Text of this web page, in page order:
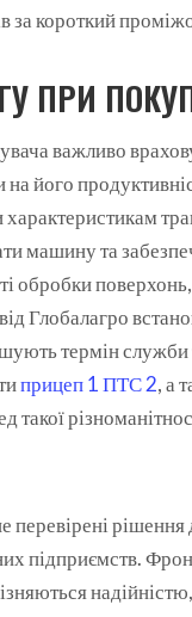
за короткий
ПРИ
важливо
його
машину та
обробки
Глобалагро
термін служби
прицеп 1 ПТС 2, а
такої
рішення
підприємств.